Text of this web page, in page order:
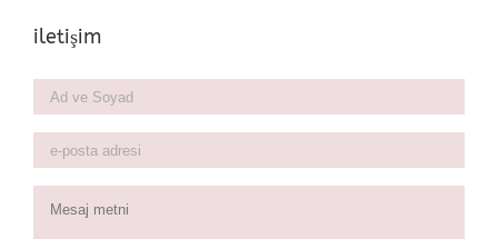
iletişim
Soyad *
posta
adresi *
metni